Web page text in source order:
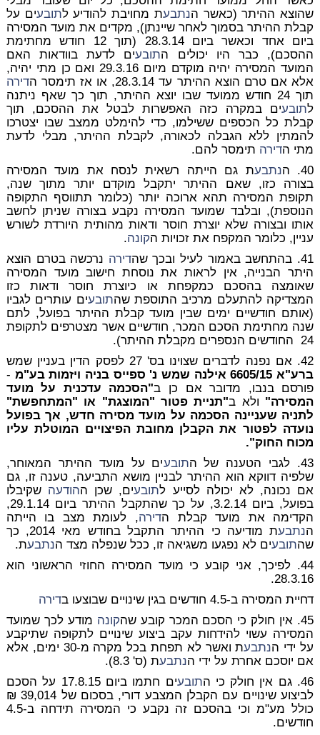
שהוצא ההיתר (כאשר הנתבעת מחויבת להודיע לתובעים על
קבלת ההיתר בסמוך לאחר שיינתן), מקדים את מועד המסירה
ביום אחד וכאשר ביום 28.3.14 (תוך 12 חודש מחתימת
ההסכם), כבר היו יכולים התובעים לדעת בוודאות האם
המועד המסירה יהיה מוקדם מיום 29.3.16 ואם כן מתי יהיה,
אלא אם טרם הוצא ההיתר עד 28.3.14, או אז תימסר ה
דירה
תוך 24 חודש ממועד שבו יוצא ההיתר, תוך כך שאף ניתנה
לתובעים במקרה כזה האפשרות לבטל את ההסכם, תוך
קבלת כל הכספים ששילמו, כדי להימלט ממצב שבו יצטרכו
להמתין ללא הגבלה לכאורה, לקבלת ההיתר, מבלי לדעת
מתי הדירה תימסר להם.
40. ה
נתבעת גם הייתה רשאית לנסח את מועד המסירה
בצורה כזו, שאם ההיתר יתקבל מוקדם יותר מתוך שנה,
תקופת המסירה תהא ארוכה יותר (כלומר תתווסף התקופה
הנוספת), ובלבד שמועד המסירה נקבע בצורה שניתן לחשב
אותו ובצורה שלא יוצרת חוסר ודאות מהותית היורדת לשורש
עניין, כלומר המקפח את זכויות הקונה.
41. בהתחשב באמור לעיל ובכך שה
דירה נרכשה בטרם הוצא
היתר הבנייה, אין לראות את נוסחת חישוב מועד המסירה
שאומצה בהסכם כמקפחת או כיוצרת חוסר ודאות כזו
המצדיקה להתעלם מרכיב התוספת שהתובעים עותרים לגביו
(אותם חודשיים ימים שבין מועד קבלת ההיתר בפועל, לתם
שנה מחתימת הסכם המכר, חודשיים אשר מצטרפים לתקופת
24 החודשים הנספרים מקבלת ההיתר).
42. אם נפנה לדברים שצוינו בס' 27 לפסק הדין בעניין שמש
ברע"א 6605/15 אילנה שמש נ' ספייס בניה ויזמות בע"מ
-
פורסם בנבו, מדובר אם כן ב"הסכמה עדכנית על מועד
המסירה" ולא ב"תניית פטור "המוצגת" או "המתחפשת"
לתניה שעניינה הסכמה על מועד מסירה חדש, אך בפועל
נועדה לפטור את הקבלן מחובת הפיצויים המוטלת עליו
מכוח החוק".
43. לגבי הטענה של ה
תובעים על מועד ההיתר המאוחר,
שלפיה דווקא הוא ההיתר לבניין מושא התביעה, טענה זו, גם
אם נכונה, לא יכולה לסייע לתובעים, שכן ההודעה שקיבלו
בפועל, ביום 3.2.14, על כך שהתקבל ההיתר ביום 29.1.14,
הקדימה את מועד קבלת הדירה, לעומת מצב בו הייתה
הנתבע
ת מודיעה כי ההיתר התקבל בחודש מאי 2014, כך
שהתובעים לא נפגעו משגיאה זו, ככל שנפלה מצד הנתבעת.
44. לפיכך, אני קובע כי מועד המסירה החוזי הראשוני הוא
28.3.16.
דחיית המסירה ב-4.5 חודשים בגין שינויים שבוצעו ב
דירה
45. אין חולק כי הסכם המכר קובע שה
קונה מודע לכך שמועד
המסירה עשוי להידחות עקב ביצוע שינויים לתקופה שתיקבע
על ידי הנתבע
ת ואשר לא תפחת בכל מקרה מ-30 ימים, אלא
אם יוסכם אחרת על ידי הנתבעת (ס' 8.3).
46. גם אין חולק כי ה
תובע
ים חתמו ביום 17.8.15 על הסכם
לביצוע שינויים עם הקבלן המצבע דורי, בסכום של 39,014 ₪
כולל מע"מ וכי בהסכם זה נקבע כי המסירה תידחה ב-4.5
חודשים.